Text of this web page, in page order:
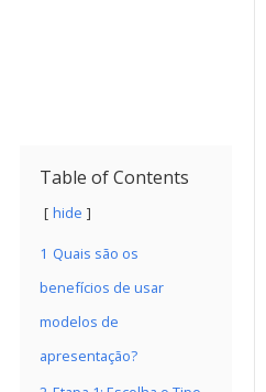
Table of Contents
hide
1 Quais são os
benefícios de usar
modelos de
apresentação?